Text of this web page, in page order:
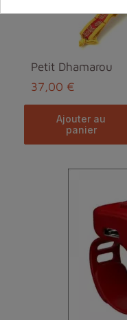
Petit Dhamarou
37,00 €
ajouter au
panier